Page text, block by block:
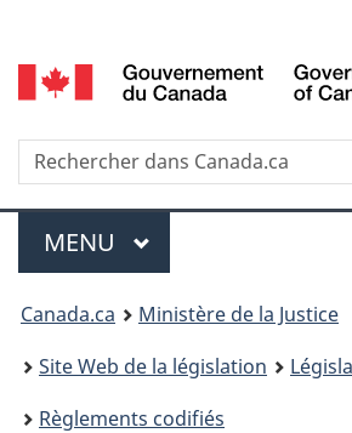
au
propos
de
la
HTML
selection
Recherche
Menu
MENU PRINCIPAL
You
are
here:
Canada.ca
Ministère de la Justice
Site Web de la législation
Règlements codifiés